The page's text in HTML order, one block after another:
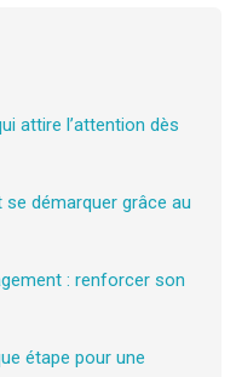
attire l’attention dès
démarquer grâce au
: renforcer son
étape pour une